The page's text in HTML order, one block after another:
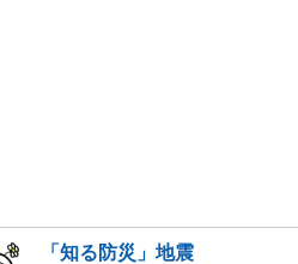
「知る防災」地震